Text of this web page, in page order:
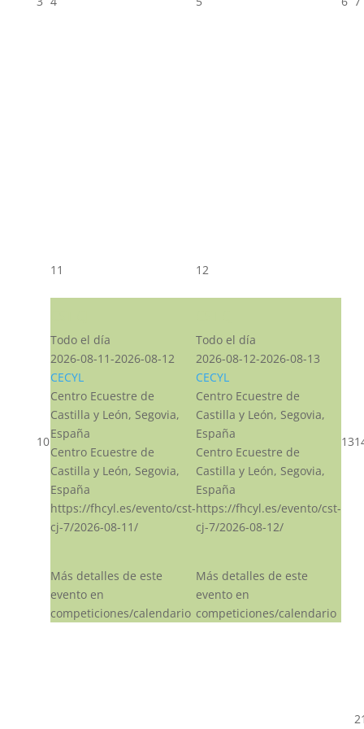
10
11
Todo el día
2026-08-11-2026-08-12
CECYL
Centro Ecuestre de
Castilla y León, Segovia,
España
Centro Ecuestre de
Castilla y León, Segovia,
España
https://fhcyl.es/evento/cst-
cj-7/2026-08-11/
Más detalles de este
evento en
competiciones/calendario
12
Todo el día
2026-08-12-2026-08-13
CECYL
Centro Ecuestre de
Castilla y León, Segovia,
España
Centro Ecuestre de
Castilla y León, Segovia,
España
https://fhcyl.es/evento/cst-
cj-7/2026-08-12/
Más detalles de este
evento en
competiciones/calendario
13